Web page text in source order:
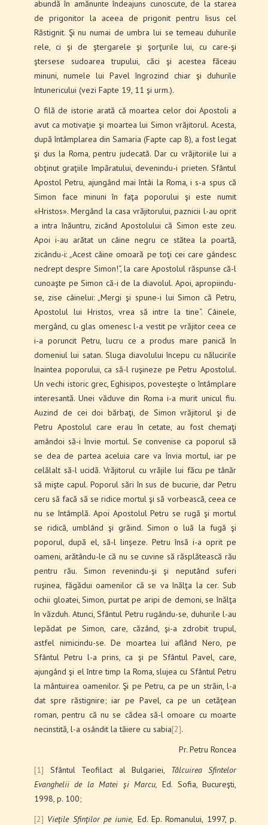
abundă în amănunte îndeajuns cunoscute, de la starea
de prigonitor la aceea de prigonit pentru Iisus cel
Răstignit. Şi nu numai de umbra lui se temeau duhurile
rele, ci şi de ştergarele şi şorţurile lui, cu care-şi
ştersese sudoarea trupului, căci şi acestea făceau
minuni, numele lui Pavel îngrozind chiar şi duhurile
întunericului (vezi Fapte 19, 11 şi urm.).
O filă de istorie arată că moartea celor doi Apostoli a
avut ca motivaţie şi moartea lui Simon vrăjitorul. Acesta,
după întâmplarea din Samaria (Fapte cap 8), a fost legat
şi dus la Roma, pentru judecată. Dar cu vrăjitoriile lui a
obţinut graţiile împăratului, devenindu-i prieten. Sfântul
Apostol Petru, ajungând mai întâi la Roma, i s-a spus că
Simon face minuni în faţa poporului şi este numit
«Hristos». Mergând la casa vrăjitorului, paznicii l-au oprit
a intra înăuntru, zicând Apostolului că Simon este zeu.
Apoi i-au arătat un câine negru ce stătea la poartă,
zicându-i: „Acest câine omoară pe toţi cei care gândesc
nedrept despre Simon!“, la care Apostolul răspunse că-l
cunoaşte pe Simon că-i de la diavolul. Apoi, apropiindu-
se, zise câinelui: „Mergi şi spune-i lui Simon că Petru,
Apostolul lui Hristos, vrea să intre la tine“. Câinele,
mergând, cu glas omenesc l-a vestit pe vrăjitor ceea ce
i-a poruncit Petru, lucru ce a produs mare panică în
domeniul lui satan. Sluga diavolului începu cu nălucirile
înaintea poporului, ca să-l ruşineze pe Petru Apostolul.
Un vechi istoric grec, Eghisipos, povesteşte o întâmplare
interesantă. Unei văduve din Roma i-a murit unicul fiu.
Auzind de cei doi bărbaţi, de Simon vrăjitorul şi de
Petru Apostolul care erau în cetate, au fost chemaţi
amândoi să-i învie mortul. Se convenise ca poporul să
se dea de partea aceluia care va învia mortul, iar pe
celălalt să-l ucidă. Vrăjitorul cu vrăjile lui făcu pe tânăr
să mişte capul. Poporul sări în sus de bucurie, dar Petru
ceru să facă să se ridice mortul şi să vorbească, ceea ce
nu se întâmplă. Apoi Apostolul Petru se rugă şi mortul
se ridică, umblând şi grăind. Simon o luă la fugă şi
poporul, după el, să-l linşeze. Petru însă i-a oprit pe
oameni, arătându-le că nu se cuvine să răsplătească rău
pentru rău. Simon revenindu-şi şi neputând suferi
ruşinea, făgădui oamenilor că se va înălţa la cer. Sub
ochii gloatei, Simon, purtat pe aripi de demoni, se înălţa
în văzduh. Atunci, Sfântul Petru rugându-se, duhurile l-au
lepădat pe Simon, care, căzând, şi-a zdrobit trupul,
astfel nimicindu-se. De moartea lui aflând Nero, pe
Sfântul Petru l-a prins, ca şi pe Sfântul Pavel, care,
ajungând şi el între timp la Roma, slujea cu Sfântul Petru
la mântuirea oamenilor. Şi pe Petru, ca pe un străin, l-a
dat spre răstignire; iar pe Pavel, ca pe un cetăţean
roman, pentru că nu se cădea să-l omoare cu moarte
necinstită, l-a osândit la tăiere cu sabia[2].
Pr. Petru Roncea
[1] Sfântul Teofilact al Bulgariei, Tâlcuirea Sfintelor
Evanghelii de la Matei şi Marcu, Ed. Sofia, Bucureşti,
1998, p. 100;
[2] Vieţile Sfinţilor pe iunie, Ed. Ep. Romanului, 1997, p.